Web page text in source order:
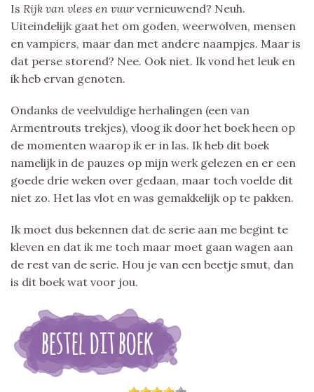
Is Rijk van vlees en vuurvernieuwend? Neuh.
Uiteindelijk gaat het om goden, weerwolven, mensen
en vampiers, maar dan met andere naampjes. Maar is
dat perse storend? Nee. Ook niet. Ik vond het leuk en
ik heb ervan genoten.
Ondanks de veelvuldige herhalingen (een van
Armentrouts trekjes), vloog ik door het boek heen op
de momenten waarop ik er in las. Ik heb dit boek
namelijk in de pauzes op mijn werk gelezen en er een
goede drie weken over gedaan, maar toch voelde dit
niet zo. Het las vlot en was gemakkelijk op te pakken.
Ik moet dus bekennen dat de serie aan me begint te
kleven en dat ik me toch maar moet gaan wagen aan
de rest van de serie. Hou je van een beetje smut, dan
is dit boek wat voor jou.